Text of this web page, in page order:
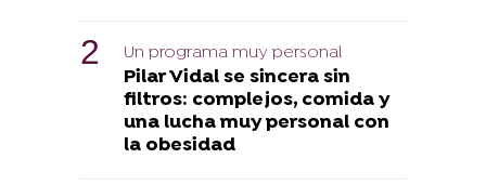
Un programa muy personal
Pilar Vidal se sincera sin
filtros: complejos, comida y
una lucha muy personal con
la obesidad